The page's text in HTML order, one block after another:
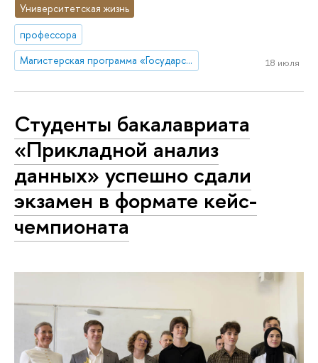
Университетская жизнь
профессора
Магистерская программа «Государственно-конфессиональные отношения. Правовое регулирование деятельности религиозных объединений»
18 июля
Студенты бакалавриата
«Прикладной анализ
данных» успешно сдали
экзамен в формате кейс-
чемпионата